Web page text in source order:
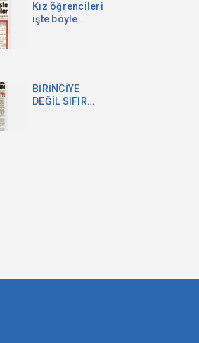
Kız öğrencileri
işte böyle
BİRİNCİYE
DEĞİL SIFIR